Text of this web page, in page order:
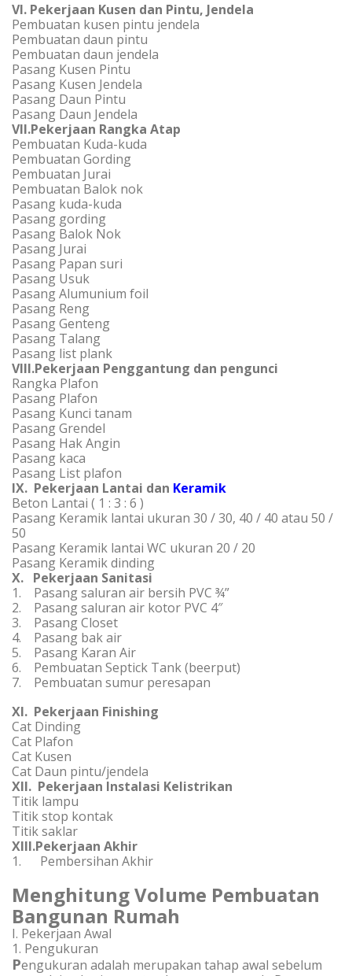
VI. Pekerjaan Kusen dan Pintu, Jendela
Pembuatan kusen pintu jendela
Pembuatan daun pintu
Pembuatan daun jendela
Pasang Kusen Pintu
Pasang Kusen Jendela
Pasang Daun Pintu
Pasang Daun Jendela
VII.Pekerjaan Rangka Atap
Pembuatan Kuda-kuda
Pembuatan Gording
Pembuatan Jurai
Pembuatan Balok nok
Pasang kuda-kuda
Pasang gording
Pasang Balok Nok
Pasang Jurai
Pasang Papan suri
Pasang Usuk
Pasang Alumunium foil
Pasang Reng
Pasang Genteng
Pasang Talang
Pasang list plank
VIII.Pekerjaan Penggantung dan pengunci
Rangka Plafon
Pasang Plafon
Pasang Kunci tanam
Pasang Grendel
Pasang Hak Angin
Pasang kaca
Pasang List plafon
IX. Pekerjaan Lantai dan Keramik
Beton Lantai ( 1 : 3 : 6 )
Pasang Keramik lantai ukuran 30 / 30, 40 / 40 atau 50 /
50
Pasang Keramik lantai WC ukuran 20 / 20
Pasang Keramik dinding
X. Pekerjaan Sanitasi
1. Pasang saluran air bersih PVC ¾”
2. Pasang saluran air kotor PVC 4″
3. Pasang Closet
4. Pasang bak air
5. Pasang Karan Air
6. Pembuatan Septick Tank (beerput)
7. Pembuatan sumur peresapan
XI. Pekerjaan Finishing
Cat Dinding
Cat Plafon
Cat Kusen
Cat Daun pintu/jendela
XII. Pekerjaan Instalasi Kelistrikan
Titik lampu
Titik stop kontak
Titik saklar
XIII.Pekerjaan Akhir
1. Pembersihan Akhir
Menghitung Volume Pembuatan
Bangunan Rumah
I. Pekerjaan Awal
1. Pengukuran
Pengukuran adalah merupakan tahap awal sebelum